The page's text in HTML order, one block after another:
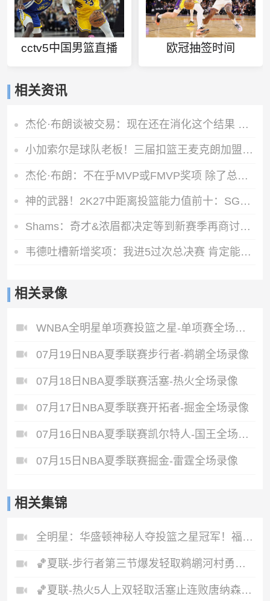
cctv5中国男篮直播 欧冠抽签时间
相关资讯
杰伦·布朗谈被交易：现在还在消化这个结果 我在波士顿待了10年
小加索尔是球队老板！三届扣篮王麦克朗加盟西班牙赫罗纳俱乐部
杰伦·布朗：不在乎MVP或FMVP奖项 除了总冠军没任何东西能打动我
神的武器！2K27中距离投篮能力值前十：SGA一枝独秀 KD并列第三
Shams：奇才&浓眉都决定等到新赛季再商讨续约 或在开季20场左右
韦德吐槽新增奖项：我进5过次总决赛 肯定能拿一两个东决MVP
相关录像
WNBA全明星单项赛投篮之星-单项赛全场录像
07月19日NBA夏季联赛步行者-鹈鹕全场录像
07月18日NBA夏季联赛活塞-热火全场录像
07月17日NBA夏季联赛开拓者-掘金全场录像
07月16日NBA夏季联赛凯尔特人-国王全场录像
07月15日NBA夏季联赛掘金-雷霆全场录像
相关集锦
全明星：华盛顿神秘人夺投篮之星冠军！福德夺得三分大赛冠军！
🏀夏联-步行者第三节爆发轻取鹈鹕河村勇辉5+5+12斯劳森22分
🏀夏联-热火5人上双轻取活塞止连败唐纳森20+8+10奥科里27分